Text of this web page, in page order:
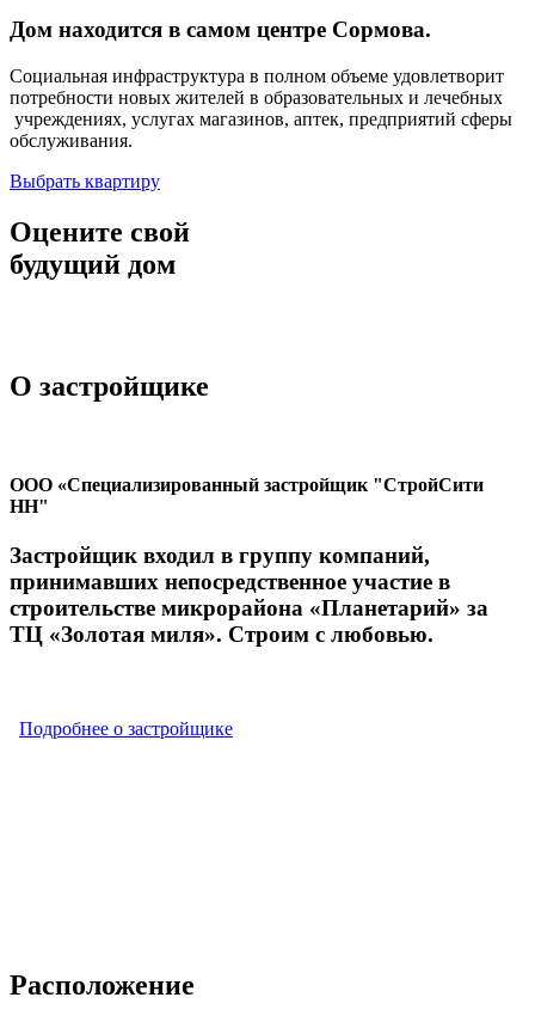
Дом находится в самом центре Сормова.
Социальная инфраструктура в полном объеме удовлетворит
потребности новых жителей в образовательных и лечебных
учреждениях, услугах магазинов, аптек, предприятий сферы
обслуживания.
Выбрать квартиру
Оцените свой
будущий дом
О застройщике
ООО «Специализированный застройщик "СтройСити
НН"
Застройщик входил в группу компаний,
принимавших непосредственное участие в
строительстве микрорайона «Планетарий» за
ТЦ «Золотая миля». Строим с любовью.
Подробнее о застройщике
Расположение